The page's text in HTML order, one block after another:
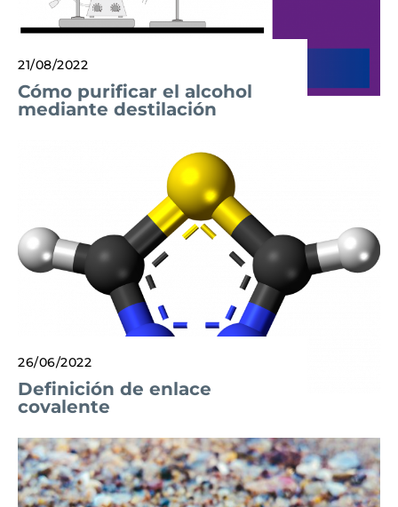
21/08/2022
Cómo purificar el alcohol
mediante destilación
26/06/2022
Definición de enlace
covalente